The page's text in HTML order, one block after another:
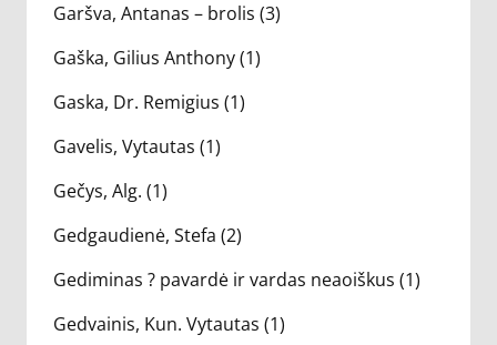
Garšva, Antanas – brolis (3)
Gaška, Gilius Anthony (1)
Gaska, Dr. Remigius (1)
Gavelis, Vytautas (1)
Gečys, Alg. (1)
Gedgaudienė, Stefa (2)
Gediminas ? pavardė ir vardas neaoiškus (1)
Gedvainis, Kun. Vytautas (1)